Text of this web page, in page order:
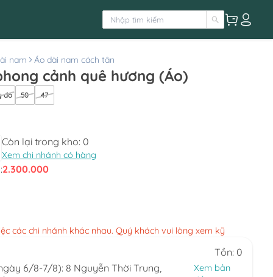
nam Áo dài nam cách tân
cảnh quê hương (Áo)
đo 50 47
Còn lại trong kho: 0
Xem chi nhánh có hàng
2.300.000
các chi nhánh khác nhau. Quý khách vui lòng xem kỹ
Tồn: 0
6/8-7/8): 8 Nguyễn Thời Trung,
Xem bản